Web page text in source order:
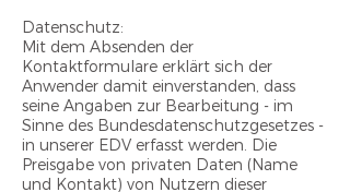
Datenschutz:
Mit dem Absenden der
Kontaktformulare erklärt sich der
Anwender damit einverstanden, dass
seine Angaben zur Bearbeitung - im
Sinne des Bundesdatenschutzgesetzes -
in unserer EDV erfasst werden. Die
Preisgabe von privaten Daten (Name
und Kontakt) von Nutzern dieser